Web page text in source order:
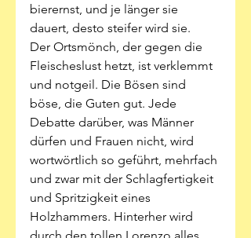
bierernst, und je länger sie
dauert, desto steifer wird sie.
Der Ortsmönch, der gegen die
Fleischeslust hetzt, ist verklemmt
und notgeil. Die Bösen sind
böse, die Guten gut. Jede
Debatte darüber, was Männer
dürfen und Frauen nicht, wird
wortwörtlich so geführt, mehrfach
und zwar mit der Schlagfertigkeit
und Spritzigkeit eines
Holzhammers. Hinterher wird